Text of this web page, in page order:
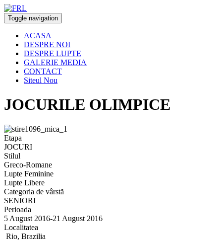
Toggle navigation
ACASA
DESPRE NOI
DESPRE LUPTE
GALERIE MEDIA
CONTACT
Siteul Nou
JOCURILE OLIMPICE
Etapa
JOCURI
Stilul
Greco-Romane
Lupte Feminine
Lupte Libere
Categoria de vârstă
SENIORI
Perioada
5 August 2016-21 August 2016
Localitatea
Rio, Brazilia